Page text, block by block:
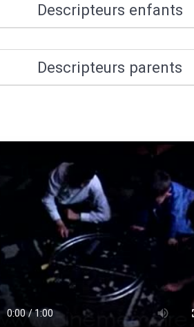
Descripteurs enfants
Promenade équestre
Descripteurs parents